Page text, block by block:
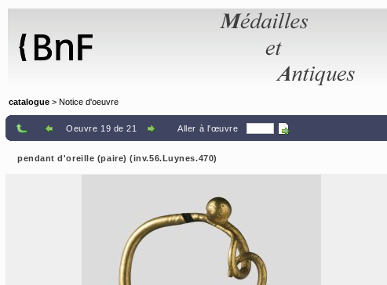
catalogue > Notice d'oeuvre
Oeuvre 19 de 21 Aller à l'œuvre
pendant d'oreille (paire) (inv.56.Luynes.470)